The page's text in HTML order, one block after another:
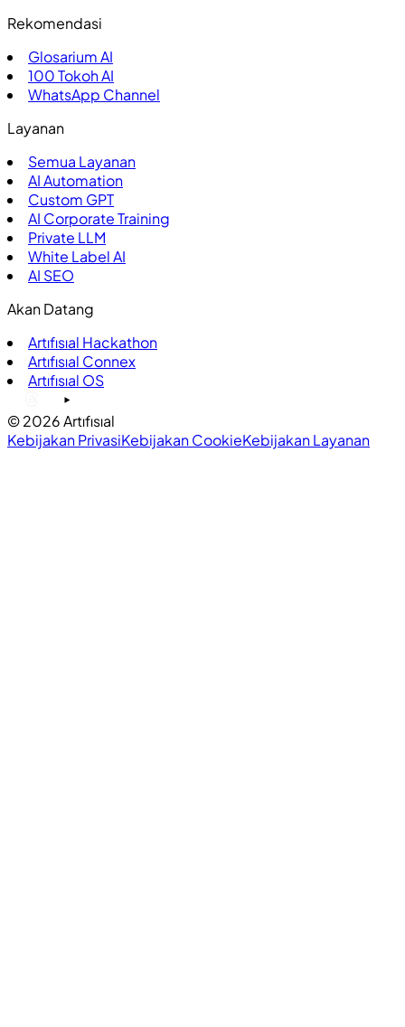
Rekomendasi
Glosarium AI
100Tokoh AI
WhatsApp Channel
Layanan
Semua Layanan
AI Automation
Custom GPT
AI Corporate Training
Private LLM
White Label AI
AI SEO
Akan Datang
Artıfısıal Hackathon
Artıfısıal Connex
Artıfısıal OS
©2026Artıfısıal
Kebijakan PrivasiKebijakan CookieKebijakan Layanan